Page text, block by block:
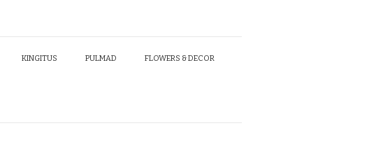
KINGITUS PULMAD FLOWERS & DECOR